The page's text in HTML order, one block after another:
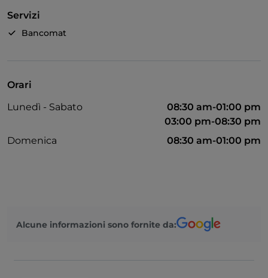
Servizi
Bancomat
Orari
Lunedì - Sabato
08:30 am-01:00 pm
03:00 pm-08:30 pm
Domenica
08:30 am-01:00 pm
Alcune informazioni sono fornite da: